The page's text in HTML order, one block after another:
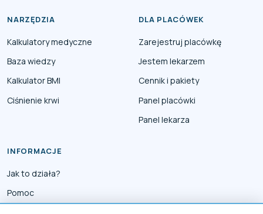
NARZĘDZIA
Kalkulatory medyczne
Baza wiedzy
Kalkulator BMI
Ciśnienie krwi
DLA PLACÓWEK
Zarejestruj placówkę
Jestem lekarzem
Cennik i pakiety
Panel placówki
Panel lekarza
INFORMACJE
Jak to działa?
Pomoc